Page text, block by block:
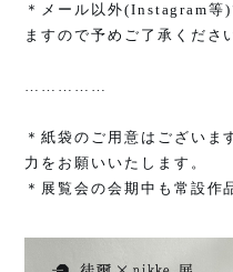
＊メール以外(Instagram等)
ますので予めご了承くださ
……………
＊紙袋のご用意はございま
力をお願いいたします。
＊展覧会の会期中も常設作